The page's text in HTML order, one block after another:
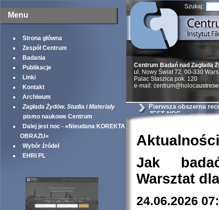
Menu
Strona główna
Zespół Centrum
Badania
Publikacje
Linki
Kontakt
Archiwum
Zagłada Żydów. Studia i Materiały
pismo naukowe Centrum
Dalej jest noc - »Nieudana KOREKTA
OBRAZU«
Wybór źródeł
EHRI PL
Szukaj:
Centrum Badań nad Zagładą
ul. Nowy Świat 72, 00-330
Palac Staszica pok. 120
e-mail:
Pierwsza obszerna
JEST NOC
Aktualności
Jak
Warsztat
24.06.2026